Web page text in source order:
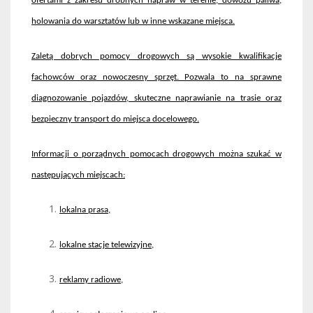
holowania do warsztatów lub w inne wskazane miejsca.
Zaletą dobrych pomocy drogowych są wysokie kwalifikacje
fachowców oraz nowoczesny sprzęt. Pozwala to na sprawne
diagnozowanie pojazdów, skuteczne naprawianie na trasie oraz
bezpieczny transport do miejsca docelowego.
Informacji o porządnych pomocach drogowych można szukać w
następujących miejscach:
lokalna prasa,
lokalne stacje telewizyjne,
reklamy radiowe,